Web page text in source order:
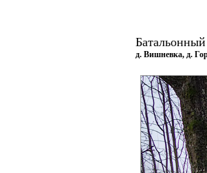
д. Вишневка, д.